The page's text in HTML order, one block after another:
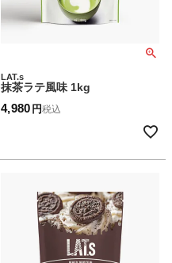
LAT.s
抹茶ラテ風味 1kg
4,980 税込